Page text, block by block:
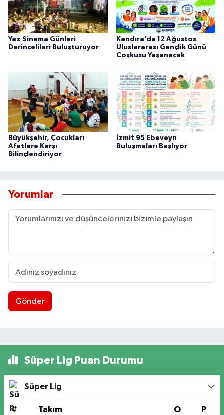
Yaz Sinema Günleri
Derincelileri Buluşturuyor
Kandıra’da 12 Ağustos
Uluslararası Gençlik Günü
Coşkusu Yaşanacak
Büyükşehir, Çocukları
Afetlere Karşı
Bilinçlendiriyor
İzmit 95 Ebeveyn
Buluşmaları Başlıyor
Yorumlar
Gönder
Süper Lig Puan Durumu
Süper Lig
# Takım O P